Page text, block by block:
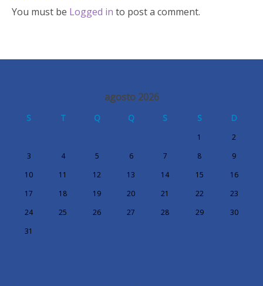
You must be Logged in to post a comment.
agosto 2026
S T Q Q S S D
1
2
3
4 5 6 7 8
9
10
11 12 13 14 15
16
17
18 19 20 21 22
23
24
25 26 27 28 29
30
31